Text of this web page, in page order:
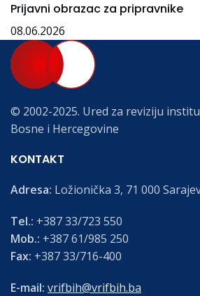
Prijavni obrazac za pripravnike
08.06.2026
© 2002-2025. Ured za reviziju
Bosne i Hercegovine
KONTAKT
Adresa: Ložionička 3, 71 000
Tel.: +387 33/723 550
Mob.: +387 61/985 250
Fax: +387 33/716-400
E-mail: vrifbih@vrifbih.ba